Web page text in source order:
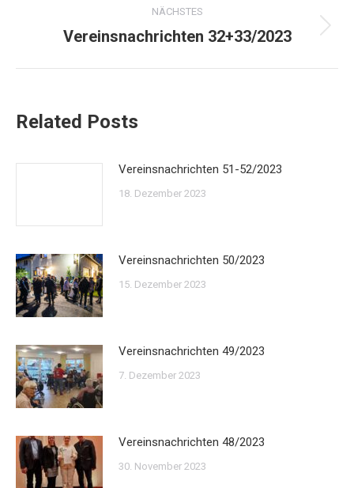
NÄCHSTES
Nächster
Vereinsnachrichten 32+33/2023
Related Posts
Vereinsnachrichten 51-52/2023
18. Dezember 2023
Vereinsnachrichten 50/2023
15. Dezember 2023
Vereinsnachrichten 49/2023
7. Dezember 2023
Vereinsnachrichten 48/2023
30. November 2023